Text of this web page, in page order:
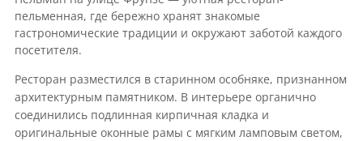
пельменная, где бережно хранят знакомые
гастрономические традиции и окружают заботой каждого
посетителя.
Ресторан разместился в старинном особняке, признанном
архитектурным памятником. В интерьере органично
соединились подлинная кирпичная кладка и
оригинальные оконные рамы с мягким ламповым светом,